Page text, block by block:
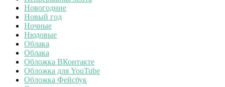
Новогодние
Новый год
Ночные
Нюдовые
Облака
Облака
Обложка ВКонтакте
Обложка для YouTube
Обложка Фейсбук